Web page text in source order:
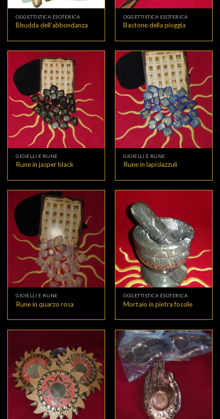
OGGETTISTICA ESOTERICA
Bhudda dell’abbondanza
OGGETTISTICA ESOTERICA
Bastone della pioggia
GIOIELLI E RUNE
Rune in jasper black
GIOIELLI E RUNE
Rune in lapislazzuli
GIOIELLI E RUNE
Rune in quarzo rosa
OGGETTISTICA ESOTERICA
Mortaio in pietra fossile